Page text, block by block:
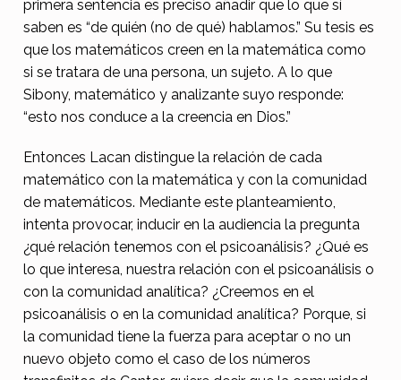
primera sentencia es preciso añadir que lo que sí
saben es “de quién (no de qué) hablamos.” Su tesis es
que los matemáticos creen en la matemática como
si se tratara de una persona, un sujeto. A lo que
Sibony, matemático y analizante suyo responde:
“esto nos conduce a la creencia en Dios.”
Entonces Lacan distingue la relación de cada
matemático con la matemática y con la comunidad
de matemáticos. Mediante este planteamiento,
intenta provocar, inducir en la audiencia la pregunta
¿qué relación tenemos con el psicoanálisis? ¿Qué es
lo que interesa, nuestra relación con el psicoanálisis o
con la comunidad analítica? ¿Creemos en el
psicoanálisis o en la comunidad analítica? Porque, si
la comunidad tiene la fuerza para aceptar o no un
nuevo objeto como el caso de los números